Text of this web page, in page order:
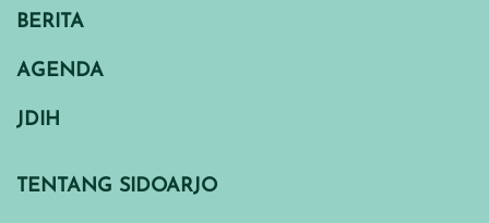
BERITA
AGENDA
JDIH
TENTANG SIDOARJO